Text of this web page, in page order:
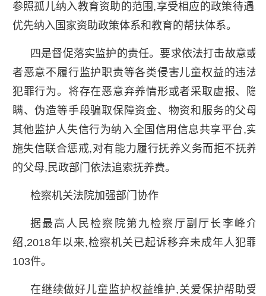
参照孤儿纳入教育资助的范围,享受相应的政策待遇,
优先纳入国家资助政策体系和教育的帮扶体系。
四是督促落实监护的责任。要求依法打击故意或
者恶意不履行监护职责等各类侵害儿童权益的违法
犯罪行为。将存在恶意弃养情形或者采取虚报、隐
瞒、伪造等手段骗取保障资金、物资和服务的父母
其他监护人失信行为纳入全国信用信息共享平台,实
施失信联合惩戒,对有能力履行抚养义务而拒不抚养
的父母,民政部门依法追索抚养费。
检察机关法院加强部门协作
据最高人民检察院第九检察厅副厅长李峰介
绍,2018年以来,检察机关已起诉移弃未成年人犯罪
103件。
在继续做好儿童监护权益维护,关爱保护帮助受